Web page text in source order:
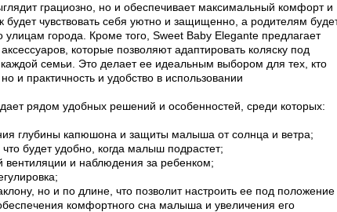
грациозно, но и обеспечивает максимальный комфорт и
чувствовать себя уютно и защищенно, а родителям
города. Кроме того, Sweet Baby Elegante предлагает
которые позволяют адаптировать коляску под
семьи. Это делает ее идеальным выбором для тех, кто
и практичность и удобство в использовании
рядом удобных решений и особенностей, среди которых:
глубины капюшона и защиты малыша от солнца и ветра;
будет удобно, когда малыш подрастет;
и наблюдения за ребенком;
но и по длине, что позволит настроить ее под положение
комфортного сна малыша и увеличения его